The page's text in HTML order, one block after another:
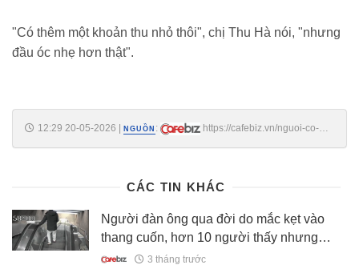
"Có thêm một khoản thu nhỏ thôi", chị Thu Hà nói, "nhưng
đầu óc nhẹ hơn thật".
12:29 20-05-2026 | NGUỒN :
https://cafebiz.vn/nguoi-co-2-
CÁC TIN KHÁC
Người đàn ông qua đời do mắc kẹt vào
thang cuốn, hơn 10 người thấy nhưng
không ai giúp đỡ
3 tháng trước